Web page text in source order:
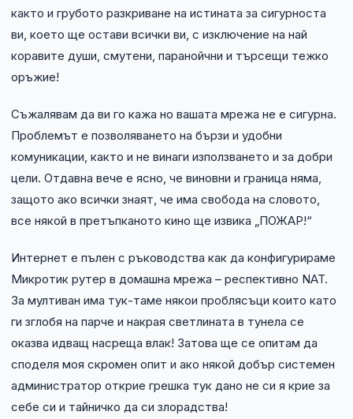
GDPR
Контакти
както и грубото разкриване на истината за сигурноста
ви, което ще остави всички ви, с изключение на най
коравите души, смутени, паранойчни и търсещи тежко
оръжие!
Съжалявам да ви го кажа но вашата мрежа не е сигурна.
Проблемът е позволяването на бързи и удобни
комуникации, както и не винаги използването и за добри
цели. Отдавна вече е ясно, че виновни и граница няма,
защото ако всички знаят, че има свобода на словото,
все някой в претъпканото кино ще извика „ПОЖАР!“
Интернет е пълен с ръководства как да конфигурираме
Микротик рутер в домашна мрежа – респективно NAT.
За мултиван има тук-таме някои проблясъци които като
ги зглобя на парче и накрая светлината в тунела се
оказва идващ насреща влак! Затова ще се опитам да
споделя моя скромен опит и ако някой добър системен
администратор открие грешка тук дано не си я крие за
себе си и тайничко да си злорадства!